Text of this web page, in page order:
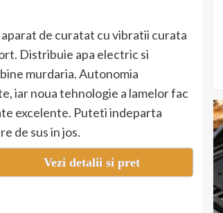
de curatat cu vibratii curata
Distribuie apa electric si
murdaria. Autonomia
iar noua tehnologie a lamelor fac
excelente. Puteti indeparta
de sus in jos.
Vezi detalii si pret